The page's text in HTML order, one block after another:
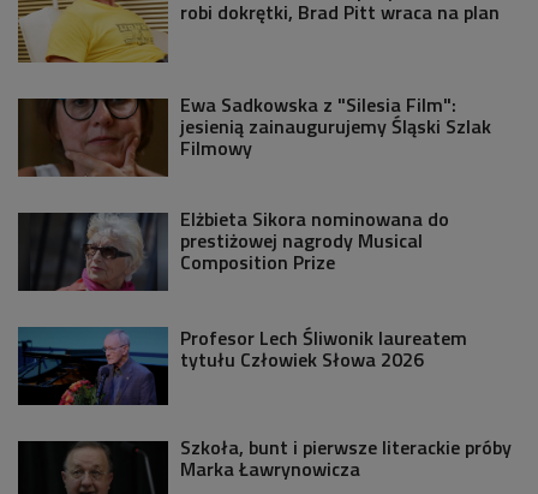
robi dokrętki, Brad Pitt wraca na plan
Ewa Sadkowska z "Silesia Film":
jesienią zainaugurujemy Śląski Szlak
Filmowy
Elżbieta Sikora nominowana do
prestiżowej nagrody Musical
Composition Prize
Profesor Lech Śliwonik laureatem
tytułu Człowiek Słowa 2026
Szkoła, bunt i pierwsze literackie próby
Marka Ławrynowicza